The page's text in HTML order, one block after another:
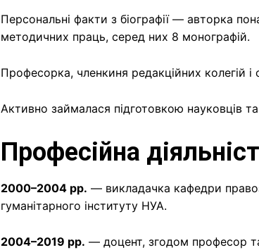
Персональні факти з біографії — авторка
методичних праць, серед них 8 монографій.
Професорка, членкиня редакційних колегій і
Активно займалася підготовкою науковців
Професійна
2000–2004 рр. — викладачка кафедри
гуманітарного інституту НУА.
2004–2019 рр. — доцент, згодом професор